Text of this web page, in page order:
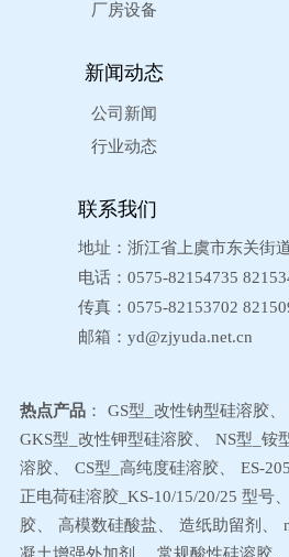
厂房设备
新闻动态
公司新闻
行业动态
联系我们
地址：浙江省上虞市东关街
电话：0575-82154735
传真：0575-82153702
邮箱： yd@zjyuda.net.cn
热点产品： GS型_改性钠型硅溶胶、
GKS型_改性钾型硅溶胶、 NS型_铵
溶胶、 CS型_高纯度硅溶胶、 ES-
正电荷硅溶胶_KS-10/15/20/25 型号、
胶、 高模数硅酸盐 造纸助留剂